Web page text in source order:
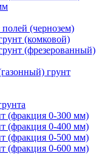
(чернозем)
(комковой)
(фрезерованный)
грунт
(фракция 0-300 мм)
(фракция 0-400 мм)
(фракция 0-500 мм)
(фракция 0-600 мм)